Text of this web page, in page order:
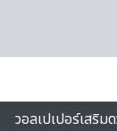
วอลเปเปอร์เสริม